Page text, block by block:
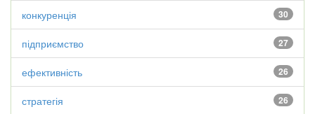
30
конкуренція
27
підприємство
26
ефективність
26
стратегія